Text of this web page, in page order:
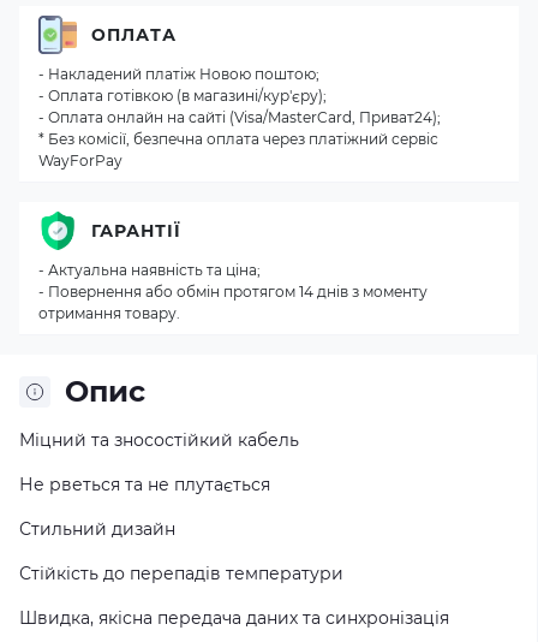
Опис
Міцний та зносостійкий кабель
Не рветься та не плутається
Стильний дизайн
Стійкість до перепадів температури
Швидка, якісна передача даних та синхронізація
ОПЛАТА
- Накладений платіж Новою поштою;
- Оплата готівкою (в магазині/кур'єру);
- Оплата онлайн на сайті (Visa/MasterCard, Приват24);
* Без комісії, безпечна оплата через платіжний сервіс
WayForPay
ГАРАНТІЇ
- Актуальна наявність та ціна;
- Повернення або обмін протягом 14 днів з моменту
отримання товару.